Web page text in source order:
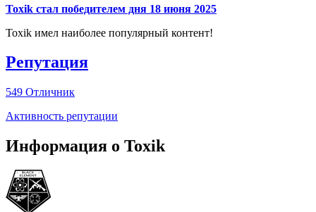
Toxik стал победителем дня 18 июня 2025
Toxik имел наиболее популярный контент!
Репутация
549 Отличник
Активность репутации
Информация о Toxik